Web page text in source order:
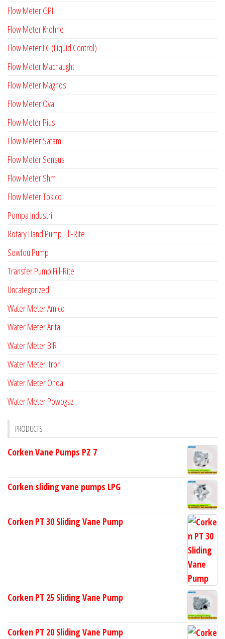
Flow Meter GPI
Flow Meter Krohne
Flow Meter LC (Liquid Control)
Flow Meter Macnaught
Flow Meter Magnos
Flow Meter Oval
Flow Meter Piusi
Flow Meter Satam
Flow Meter Sensus
Flow Meter Shm
Flow Meter Tokico
Pompa Industri
Rotary Hand Pump Fill-Rite
Sowfou Pump
Transfer Pump Fill-Rite
Uncategorized
Water Meter Amico
Water Meter Arita
Water Meter B R
Water Meter Itron
Water Meter Onda
Water Meter Powogaz
PRODUCTS
Corken Vane Pumps PZ 7
Corken sliding vane pumps LPG
Corken PT 30 Sliding Vane Pump
Corken PT 25 Sliding Vane Pump
Corken PT 20 Sliding Vane Pump